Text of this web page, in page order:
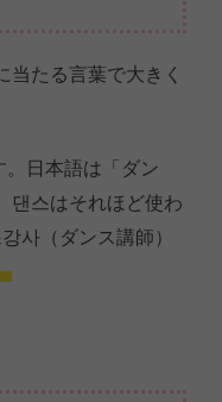
当たる言葉で大きく
。日本語は「ダン
댄스はそれほど使わ
사（ダンス講師）